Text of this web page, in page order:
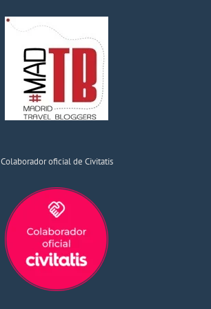
Colaborador oficial de Civitatis